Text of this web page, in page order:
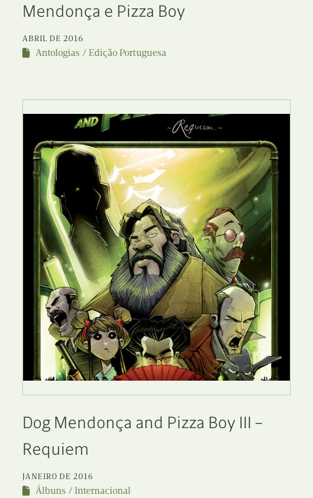
Mendonça e Pizza Boy
ABRIL DE 2016
Antologias Edição Portuguesa
Dog Mendonça and Pizza Boy III –
Requiem
JANEIRO DE 2016
Álbuns Internacional